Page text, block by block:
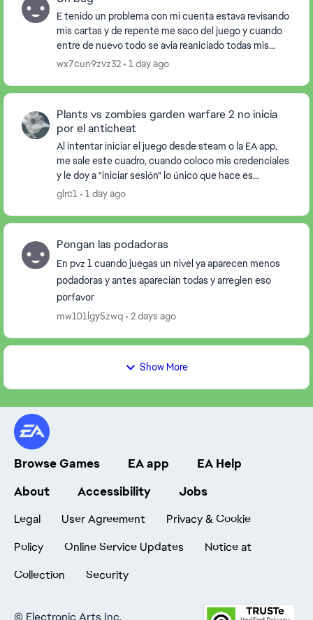
E tenido un problema con mi cuenta estava revisando
mis cartas y de repente me saco del juego y cuando
entre de nuevo todo se avia reaniciado todas mis
cartas y heroes avian desaparecido. Alguin podr...
wx7cun9zvz32 1 day ago
Plants vs zombies garden warfare 2 no inicia
por el anticheat
Al intentar iniciar el juego desde steam o la EA app,
me sale este cuadro, cuando coloco mis credenciales
y le doy a "iniciar sesión" lo único que hace es
cerrarme el juego y abrirme una ventana en l...
glrc1 1 day ago
Pongan las podadoras
En pvz 1 cuando juegas un nivel ya aparecen menos
podadoras y antes aparecian todas y arreglen eso
porfavor
mw101lgy5zwq
2 days ago
Show More
Browse Games EA app
EA Help
About
Accessibility Jobs
Legal User Agreement
Privacy & Cookie
Policy
Online Service Updates
Notice at
Collection
Security
© Electronic Arts Inc.